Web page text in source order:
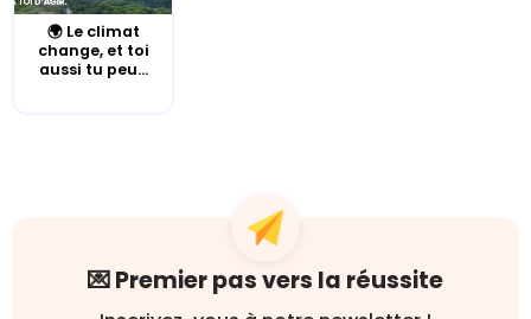
🌍 Le climat
change, et toi
aussi tu peu...
💌 Premier pas vers la réussite